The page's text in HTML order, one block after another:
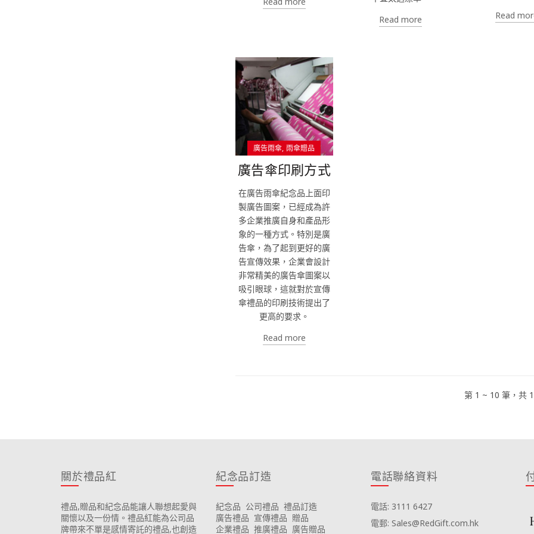
Read more
Read
廣告雨傘 雨傘贈品
廣告傘印刷方式
在廣告雨傘紀念品上面印
製廣告圖案，已經成為許
多企業推廣自身和產品形
象的一種方式。特別是廣
告傘，為了起到更好的廣
告宣傳效果，企業會設計
非常精美的廣告傘圖案以
吸引眼球，這就對於宣傳
傘禮品的印刷技術提出了
更高的要求。
Read more
第 1 ~ 10 筆，共
關於禮品紅
禮品,贈品和紀念品能讓人聯想起愛與
關懷以及一份情。禮品紅能為公司品
牌帶來不單是感情寄託的禮品,也創造
紀念品訂造
紀念品 公司禮品 禮品訂造
廣告禮品 宣傳禮品 贈品
企業禮品 推廣禮品 廣告贈品
電話聯絡資料
電話: 3111 6427
電郵: Sales@RedGift.com.hk